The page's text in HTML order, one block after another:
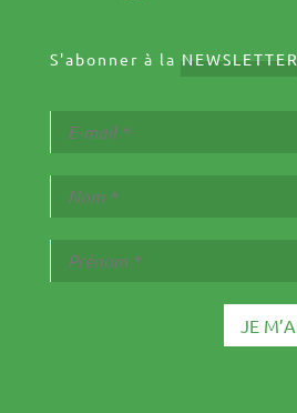
S'abonner à la NEWSLETTER